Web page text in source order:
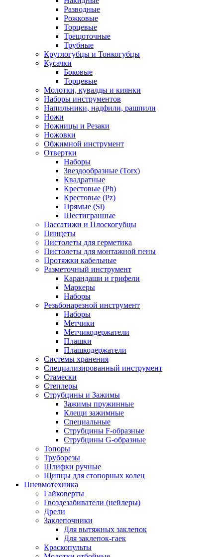
Разводные
Рожковые
Торцевые
Трещоточные
Трубные
Круглогубцы и Тонкогубцы
Кусачки
Боковые
Торцевые
Молотки, кувалды и киянки
Наборы инструментов
Напильники, надфили, рашпили
Ножи
Ножницы и Резаки
Ножовки
Обжимной инструмент
Отвертки
Наборы
Звездообразные (Torx)
Квадратные
Крестовые (Ph)
Крестовые (Pz)
Прямые (Sl)
Шестигранные
Пассатижи и Плоскогубцы
Пинцеты
Пистолеты для герметика
Пистолеты для монтажной пены
Протяжки кабельные
Разметочный инструмент
Карандаши и грифели
Маркеры
Наборы
Резьбонарезной инструмент
Наборы
Метчики
Метчикодержатели
Плашки
Плашкодержатели
Системы хранения
Специализированный инструмент
Стамески
Степлеры
Струбцины и Зажимы
Зажимы пружинные
Клещи зажимные
Специальные
Струбцины F-образные
Струбцины G-образные
Топоры
Труборезы
Шлифки ручные
Щипцы для стопорных колец
Пневмотехника
Гайковерты
Гвоздезабиватели (нейлеры)
Дрели
Заклепочники
Для вытяжных заклепок
Для заклепок-гаек
Краскопульты